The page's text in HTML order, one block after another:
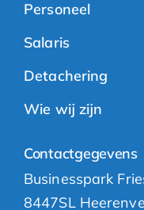
Personeel
Salaris
Detachering
Wie wij zijn
Contactgegevens
Businesspark
8447SL